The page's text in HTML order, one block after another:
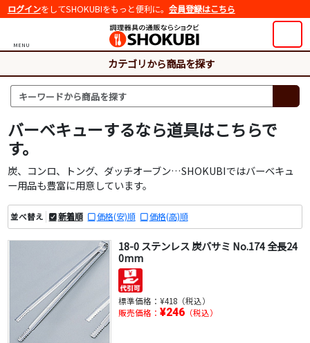
ログインをしてSHOKUBIをもっと便利に。 会員登録はこちら
MENU
カテゴリから商品を探す
バーベキューするなら道具はこちらで
す。
炭、コンロ、トング、ダッチオーブン…SHOKUBIではバーベキュ
ー用品も豊富に用意しています。
並べ替え 新着順 価格(安)順 価格(高)順
18-0 ステンレス 炭バサミ No.174 全長24
0mm
標準価格： ¥418（税込）
販売価格： ¥246（税込）